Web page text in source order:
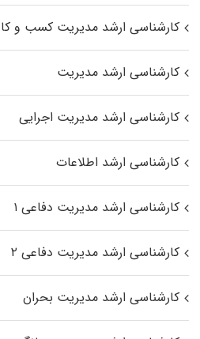
کارشناسی ارشد مدیریت کسب و
کارشناسی ارشد مدیریت
کارشناسی ارشد مدیریت اجرایی
کارشناسی ارشد اطلاعات
کارشناسی ارشد مدیریت دفاعی ۱
کارشناسی ارشد مدیریت دفاعی ۲
کارشناسی ارشد مدیریت بحران